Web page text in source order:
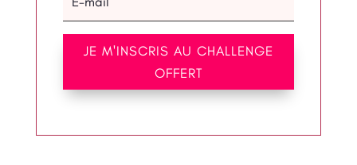
JE M'INSCRIS AU CHALLENGE
OFFERT